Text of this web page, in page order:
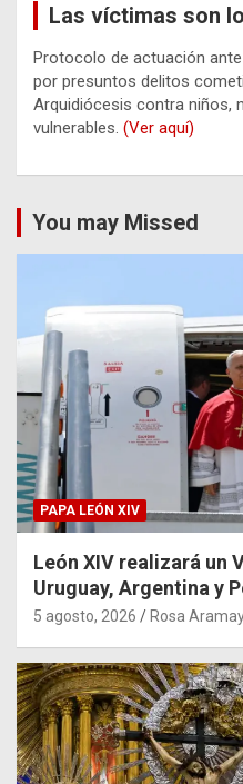
Las víctimas son
Protocolo de actuación
por presuntos delitos
Arquidiócesis contra niños,
vulnerables. (Ver aquí)
You may Missed
PAPA LEÓN XIV
León XIV realizará un
Uruguay, Argentina y
5 agosto, 2026 Rosa